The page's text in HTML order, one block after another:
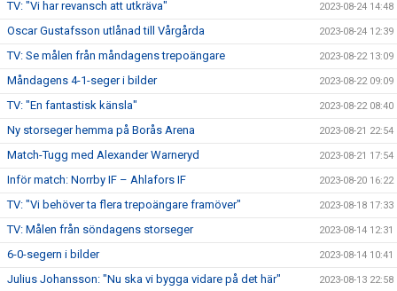
TV: "Vi har revansch att utkräva" 2023-08-24 14:48
Oscar Gustafsson utlånad till Vårgårda 2023-08-24 12:39
TV: Se målen från måndagens trepoängare 2023-08-22 13:09
Måndagens 4-1-seger i bilder 2023-08-22 09:09
TV: "En fantastisk känsla" 2023-08-22 08:40
Ny storseger hemma på Borås Arena 2023-08-21 22:54
Match-Tugg med Alexander Warneryd 2023-08-21 17:54
Inför match: Norrby IF – Ahlafors IF 2023-08-20 16:22
TV: "Vi behöver ta flera trepoängare framöver" 2023-08-18 17:33
TV: Målen från söndagens storseger 2023-08-14 12:31
6-0-segern i bilder 2023-08-14 10:41
Julius Johansson: "Nu ska vi bygga vidare på det här" 2023-08-13 22:58